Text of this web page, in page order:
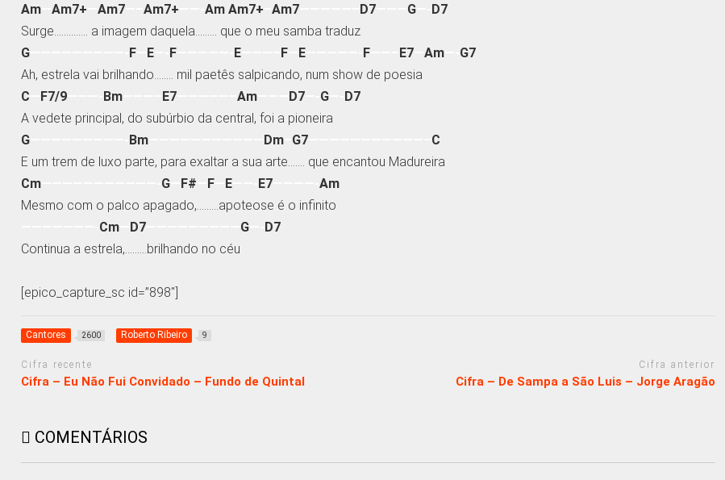
Am —Am7+ —Am7 —–Am7+ ——-Am Am7+ –Am7 D7 G
D7
Surge………….. a imagem daquela……… que o meu samba traduz
G
F E F E F E F E7 —Am
G7
Ah, estrela vai brilhando…….. mil paetês salpicando, num show de poesia
C
F7/9 Bm E7 —————–Am D7 G
D7
A vedete principal, do subúrbio da central, foi a pioneira
G
Bm Dm G7
C
E um trem de luxo parte, para exaltar a sua arte……. que encantou Madureira
Cm
G F# F E E7 ————-Am
Mesmo com o palco apagado,………apoteose é o infinito
Cm D7 G
D7
Continua a estrela,………brilhando no céu
[epico_capture_sc id=”898″]
Cantores 2600 Roberto Ribeiro 9
Cifra recente
Cifra – Eu Não Fui Convidado – Fundo de Quintal
Cifra anterior
Cifra – De Sampa a São Luis – Jorge Aragão
COMENTÁRIOS